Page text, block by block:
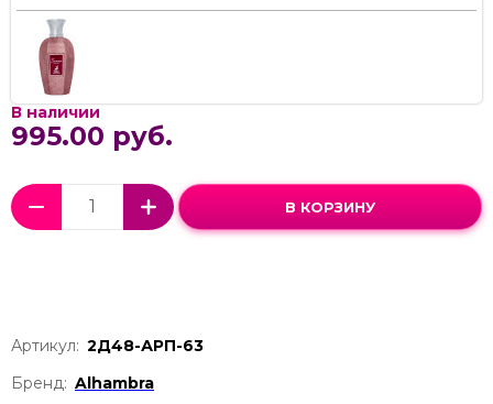
В наличии
995.00 руб.
В КОРЗИНУ
Артикул: 2Д48-АРП-63
Бренд: Alhambra